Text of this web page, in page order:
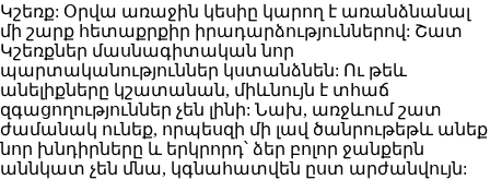
Կշեռք: Օրվա առաջին կեսիը կարող է առանձնանալ
մի շարք հետաքրքիր իրադարձություններով: Շատ
Կշեռքներ մասնագիտական նոր
պարտականություններ կստանձնեն: Ու թեև
անելիքները կշատանան, միևնույն է տհաճ
զգացողություններ չեն լինի: Նախ, առջևում շատ
ժամանակ ունեք, որպեսզի մի լավ ծանրութեթև անեք
նոր խնդիրները և երկրորդ՝ ձեր բոլոր ջանքերն
աննկատ չեն մնա, կգնահատվեն ըստ արժանվույն: